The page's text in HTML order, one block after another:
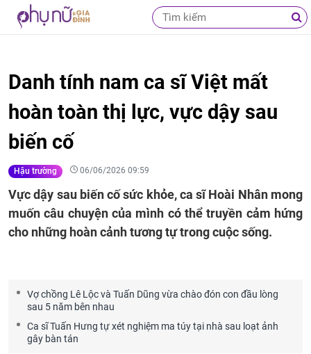
Danh tính nam ca sĩ Việt mất
hoàn toàn thị lực, vực dậy sau
biến cố
Hậu trường 06/06/2026 09:59
Vực dậy sau biến cố sức khỏe, ca sĩ Hoài Nhân mong
muốn câu chuyện của mình có thể truyền cảm hứng
cho những hoàn cảnh tương tự trong cuộc sống.
Vợ chồng Lê Lộc và Tuấn Dũng vừa chào đón con đầu lòng
sau 5 năm bên nhau
Ca sĩ Tuấn Hưng tự xét nghiệm ma túy tại nhà sau loạt ảnh
gây bàn tán